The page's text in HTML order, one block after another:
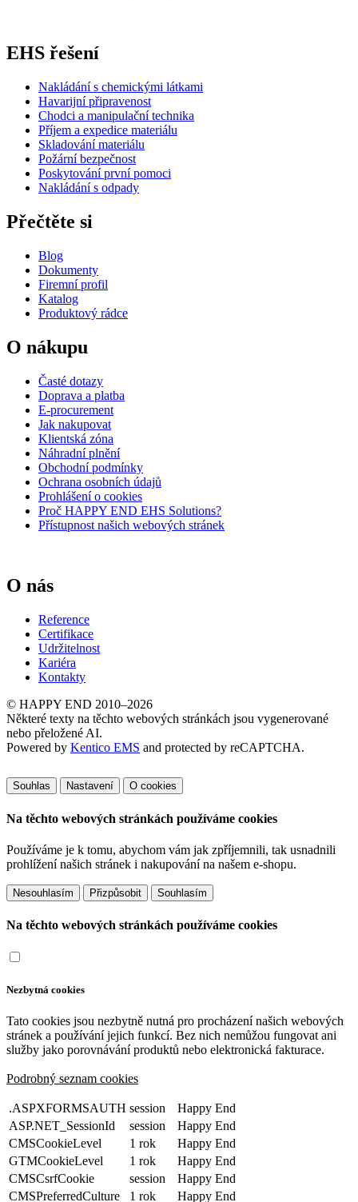
EHS řešení
Nakládání s chemickými látkami
Havarijní připravenost
Chodci a manipulační technika
Příjem a expedice materiálu
Skladování materiálu
Požární bezpečnost
Poskytování první pomoci
Nakládání s odpady
Přečtěte si
Blog
Dokumenty
Firemní profil
Katalog
Produktový rádce
O nákupu
Časté dotazy
Doprava a platba
E-procurement
Jak nakupovat
Klientská zóna
Náhradní plnění
Obchodní podmínky
Ochrana osobních údajů
Prohlášení o cookies
Proč HAPPY END EHS Solutions?
Přístupnost našich webových stránek
O nás
Reference
Certifikace
Udržitelnost
Kariéra
Kontakty
© HAPPY END 2010–2026
Některé texty na těchto webových stránkách jsou vygenerované
nebo přeložené AI.
Powered by Kentico EMS and protected by reCAPTCHA.
Souhlas Nastavení O cookies
Na těchto webových stránkách používáme cookies
Používáme je k tomu, abychom vám jak zpříjemnili, tak usnadnili
prohlížení našich stránek i nakupování na našem e-shopu.
Přizpůsobit
Na těchto webových stránkách používáme cookies
Nezbytná cookies
Tato cookies jsou nezbytně nutná pro procházení našich webových
stránek a používání jejich funkcí. Bez nich nemůžou fungovat ani
služby jako porovnávání produktů nebo elektronická fakturace.
Podrobný seznam cookies
.ASPXFORMSAUTH session
Happy End
ASP.NET_SessionId
session
Happy End
CMSCookieLevel
1 rok
Happy End
GTMCookieLevel
1 rok
Happy End
CMSCsrfCookie
session
Happy End
CMSPreferredCulture
1 rok Happy End